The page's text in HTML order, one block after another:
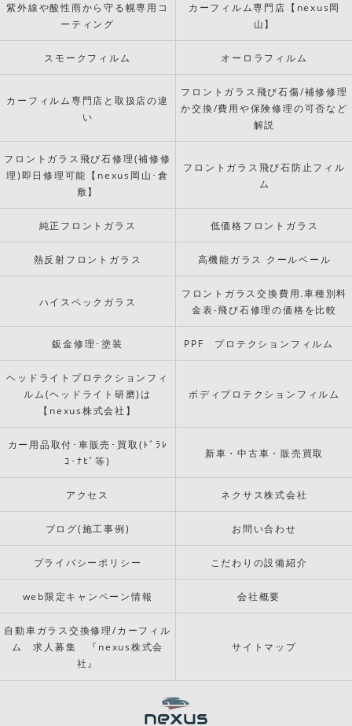
紫外線や酸性雨から守る幌専用コ
ーティング
カーフィルム専門店【nexus岡
山】
スモークフィルム オーロラフィルム
カーフィルム専門店と取扱店の違
い
フロントガラス飛び石傷/補修修理
か交換/費用や保険修理の可否など
解説
フロントガラス飛び石修理(補修修
理)即日修理可能【nexus岡山･倉
敷】
フロントガラス飛び石防止フィル
ム
純正フロントガラス 低価格フロントガラス
熱反射フロントガラス 高機能ガラス クールベール
ハイスペックガラス
フロントガラス交換費用.車種別料
金表-飛び石修理の価格を比較
鈑金修理･塗装 PPF プロテクションフィルム
ヘッドライトプロテクションフィ
ルム(ヘッドライト研磨)は
【nexus株式会社】
ボディプロテクションフィルム
カー用品取付･車販売･買取(ﾄﾞﾗﾚ
ｺ･ﾅﾋﾞ等)
新車・中古車・販売買取
アクセス ネクサス株式会社
ブログ(施工事例) お問い合わせ
プライバシーポリシー こだわりの設備紹介
web限定キャンペーン情報 会社概要
自動車ガラス交換修理/カーフィル
ム 求人募集 『nexus株式会
社』
サイトマップ